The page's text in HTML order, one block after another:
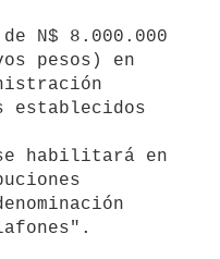
pesos) en
habilitará en